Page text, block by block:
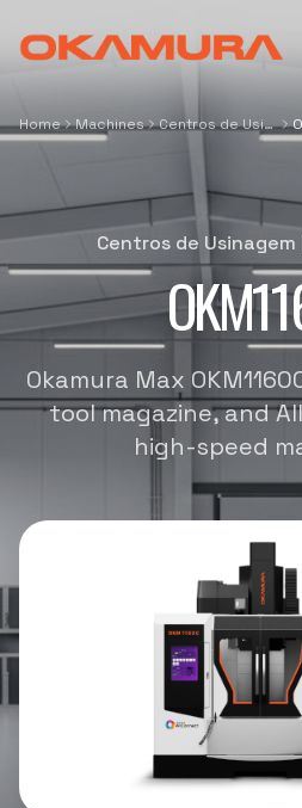
Home Machines Centros de Usinagem
Centros de Usinagem
Okamura Max
tool magazine, and
high-speed